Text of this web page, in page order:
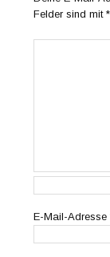
Felder sind mit*
E-Mail-Adresse